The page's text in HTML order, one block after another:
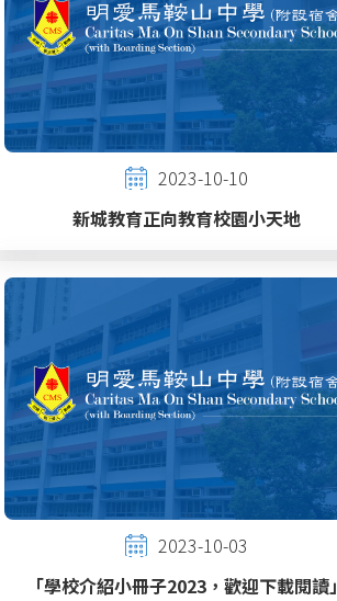
2023-10-10
新城教育正向教育校園小天地
2023-10-03
「學校介紹小冊子2023，歡迎下載閱讀」